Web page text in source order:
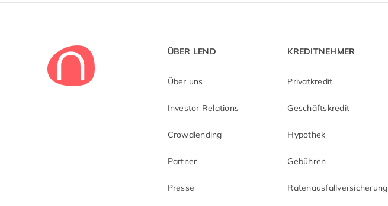
ÜBER LEND
Über uns
Investor Relations
Crowdlending
Partner
Presse
KREDITNEHMER
Privatkredit
Geschäftskredit
Hypothek
Gebühren
Ratenausfallversicherung